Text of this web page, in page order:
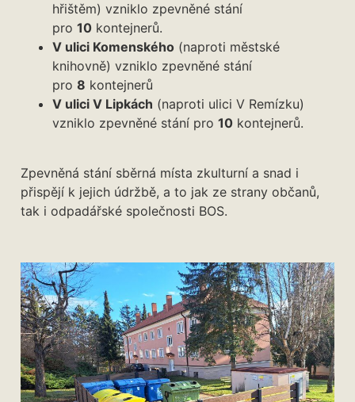
hřištěm) vzniklo zpevněné stání
pro 10 kontejnerů.
V ulici Komenského (naproti městské
knihovně) vzniklo zpevněné stání
pro 8 kontejnerů
V ulici V Lipkách (naproti ulici V Remízku)
vzniklo zpevněné stání pro 10 kontejnerů.
Zpevněná stání sběrná místa zkulturní a snad i
přispějí k jejich údržbě, a to jak ze strany občanů,
tak i odpadářské společnosti BOS.